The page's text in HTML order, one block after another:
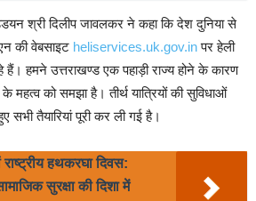
श्री दिलीप जावलकर ने कहा कि देश दुनिया से
की वेबसाइट heliservices.uk.gov.inपर हेली
हैं। हमने उत्तराखण्ड एक पहाड़ी राज्य होने के कारण
महत्व को समझा है। तीर्थ यात्रियों की सुविधाओं
सभी तैयारियां पूरी कर ली गई है।
राष्ट्रीय हथकरघा दिवस:
सुरक्षा की दिशा में